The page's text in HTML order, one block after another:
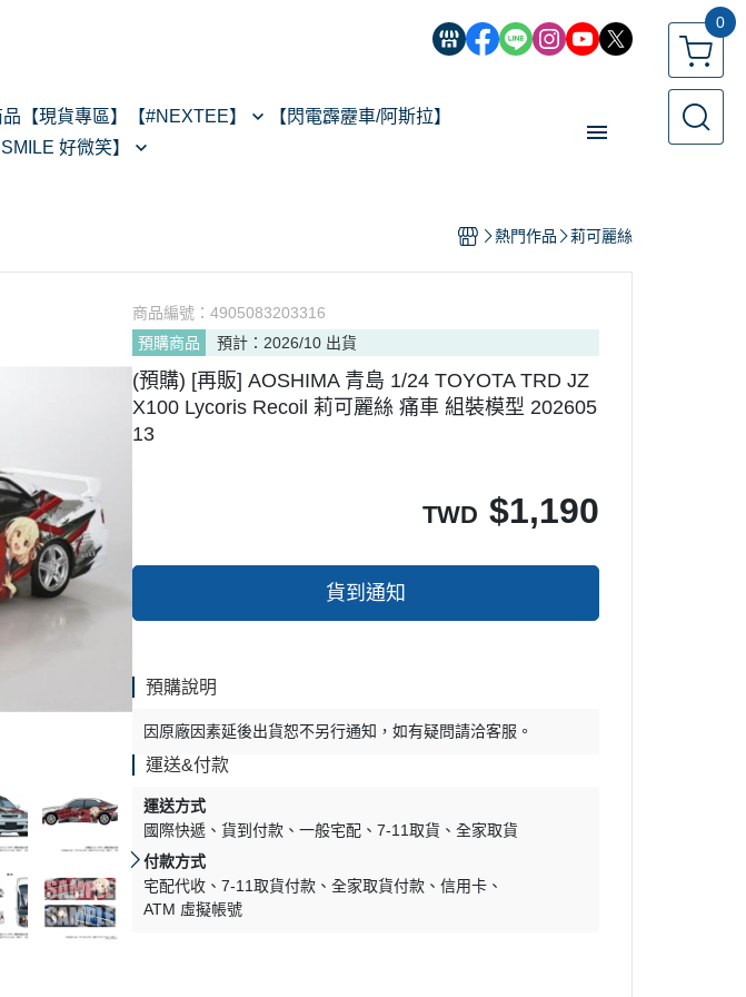
0
【現貨專區】 【#NEXTEE】
あるある
翻轉模玩
Legendary系列
PIXEL ADVENTURE
【閃電霹靂車/阿斯拉】
好微笑】
【經典機器人】
【預購專區】
反詐騙指南
熱門作品 莉可麗絲
商品編號：4905083203316
預購商品
預計：2026/10 出貨
(預購) [再販] AOSHIMA 青島 1/24 TOYOTA TRD JZ
X100 Lycoris Recoil 莉可麗絲 痛車 組裝模型 202605
13
TWD $1,190
貨到通知
預購說明
因原廠因素延後出貨恕不另行通知，如有疑問請洽客服。
運送&付款
運送方式
國際快遞
貨到付款 一般宅配 7-11取貨
全家取貨
付款方式
宅配代收
7-11取貨付款 全家取貨付款
信用卡
ATM 虛擬帳號